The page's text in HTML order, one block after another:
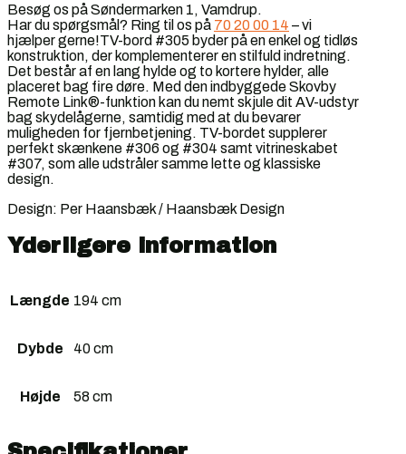
Besøg os på Søndermarken 1, Vamdrup.
Har du spørgsmål? Ring til os på 70 20 00 14 – vi
hjælper gerne!TV-bord #305 byder på en enkel og tidløs
konstruktion, der komplementerer en stilfuld indretning.
Det består af en lang hylde og to kortere hylder, alle
placeret bag fire døre. Med den indbyggede Skovby
Remote Link®-funktion kan du nemt skjule dit AV-udstyr
bag skydelågerne, samtidig med at du bevarer
muligheden for fjernbetjening. TV-bordet supplerer
perfekt skænkene #306 og #304 samt vitrineskabet
#307, som alle udstråler samme lette og klassiske
design.
Design: Per Haansbæk / Haansbæk Design
Yderligere information
Længde 194 cm
Dybde 40 cm
Højde 58 cm